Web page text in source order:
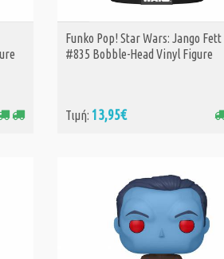
ΑΓΟΡΑ
Funko Pop! Star Wars: Jango
#835 Bobble-Head Vinyl Figure
Τιμή: 13,95€
Bridger (Special
Edition) #753
with Loth Cat
Edition) #756
Head Vinyl
Τιμή:
16,99€